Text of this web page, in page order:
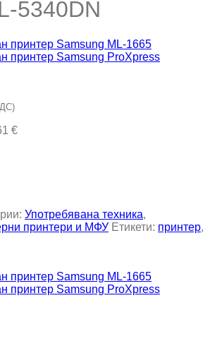
5340DN
€
Употребявана техника,
принтери и МФУ Етикети: принтер,